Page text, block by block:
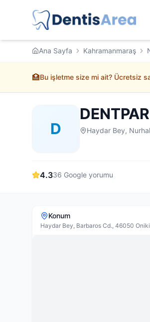
Ana Sayfa Kahramanmaraş
🏥Bu işletme size mi ait? Ücretsiz
D Haydar Bey,
4.336 Google yorumu
Konum
Haydar Bey, Barbaros Cd., 46050